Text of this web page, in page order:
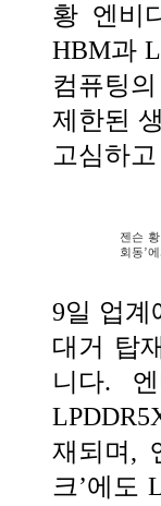
황 엔비
HBM과
컴퓨팅
제한된
고심하
젠슨
회동’
9일 업계
대거 탑
니다. 엔
재되며,
크’에도